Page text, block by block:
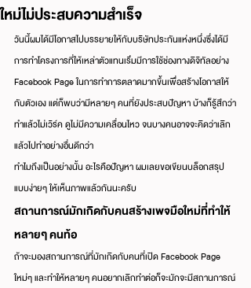
ใหม่ไม่ประสบความสำเร็จ
วันนี้ผมได้มีโอกาสไปบรรยายให้กับบริษัทประกันแห่งหนึ่งซึ่งได้มี
การทำโครงการที่ให้เหล่าตัวแทนเริ่มมีการใช้ช่องทางดิจิทัลอย่าง
Facebook Page ในการทำการตลาดมากขึ้นเพื่อสร้างโอกาสให้
กับตัวเอง แต่ก็พบว่ามีหลายๆ คนที่ยังประสบปัญหา บ้างก็รู้สึกว่า
ทำแล้วไม่เวิร์ค ดูไม่มีความเคลื่อนไหว จนบางคนอาจจะคิดว่าเลิก
แล้วไปทำอย่างอื่นดีกว่า
ทำไมถึงเป็นอย่างนั้น อะไรคือปัญหา ผมเลยขอเขียนบล็อกสรุป
แบบง่ายๆ ให้เห็นภาพแล้วกันนะครับ
สถานการณ์มักเกิดกับคนสร้างเพจมือใหม่ที่ทำให้
หลายๆ คนท้อ
ถ้าจะมองสถานการณ์ที่มักเกิดกับคนที่เปิด Facebook Page
ใหม่ๆ และทำให้หลายๆ คนอยากเลิกทำต่อก็จะมักจะมีสถานการณ์